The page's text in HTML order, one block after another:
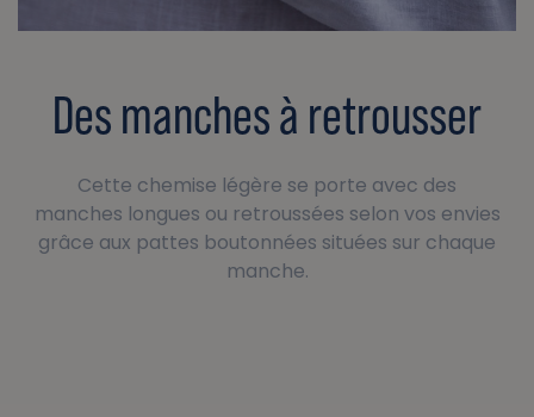
Des manches à retrousser
Cette chemise légère se porte avec des
manches longues ou retroussées selon vos envies
grâce aux pattes boutonnées situées sur chaque
manche.